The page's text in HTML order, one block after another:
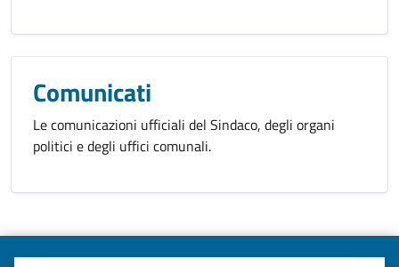
Comunicati
Le comunicazioni ufficiali del Sindaco, degli organi
politici e degli uffici comunali.